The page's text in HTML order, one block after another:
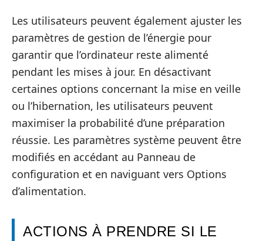
Les utilisateurs peuvent également ajuster les
paramètres de gestion de l’énergie pour
garantir que l’ordinateur reste alimenté
pendant les mises à jour. En désactivant
certaines options concernant la mise en veille
ou l’hibernation, les utilisateurs peuvent
maximiser la probabilité d’une préparation
réussie. Les paramètres système peuvent être
modifiés en accédant au Panneau de
configuration et en naviguant vers Options
d’alimentation.
ACTIONS À PRENDRE SI LE